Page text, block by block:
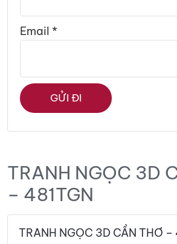
Email *
TRANH NGỌC 3D
– 481TGN
TRANH NGỌC 3D CẦN THƠ –